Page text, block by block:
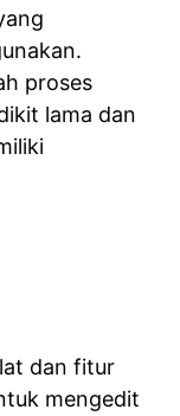
proses
lama dan
dan fitur
mengedit